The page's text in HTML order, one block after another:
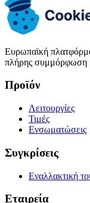
Ευρωπαϊκή
πλήρης συμμόρφωση
Προϊόν
Λειτουργίες
Τιμές
Ενσωματώσεις
Συγκρίσεις
Εναλλακτική
Εταιρεία